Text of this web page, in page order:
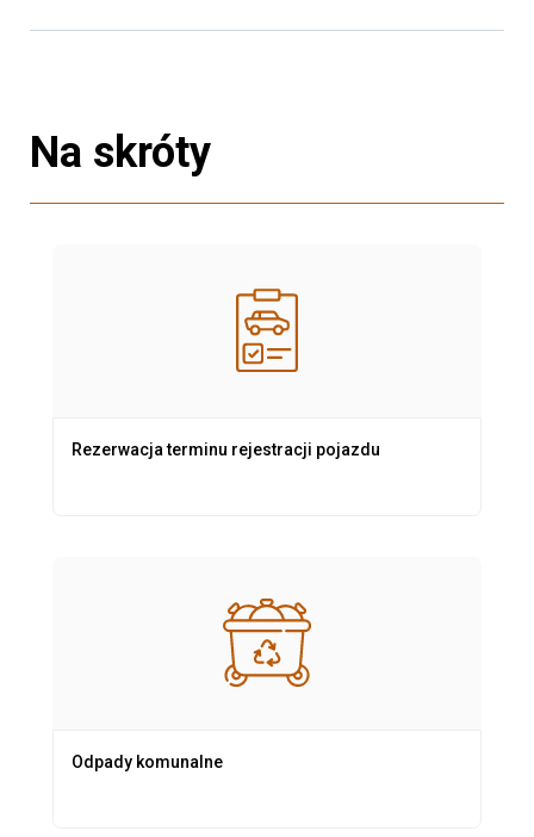
Na skróty
Rezerwacja terminu rejestracji pojazdu
Odpady komunalne